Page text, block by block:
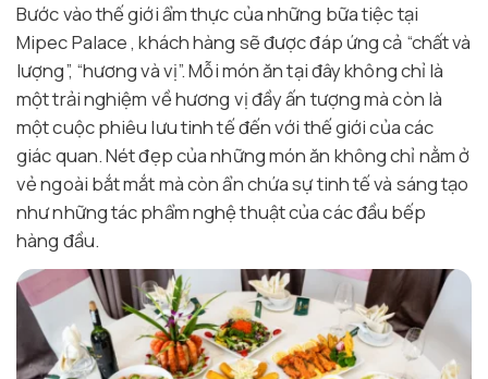
Bước vào thế giới ẩm thực của những bữa tiệc tại
Mipec Palace , khách hàng sẽ được đáp ứng cả “chất và
lượng”, “hương và vị”. Mỗi món ăn tại đây không chỉ là
một trải nghiệm về hương vị đầy ấn tượng mà còn là
một cuộc phiêu lưu tinh tế đến với thế giới của các
giác quan. Nét đẹp của những món ăn không chỉ nằm ở
vẻ ngoài bắt mắt mà còn ẩn chứa sự tinh tế và sáng tạo
như những tác phẩm nghệ thuật của các đầu bếp
hàng đầu.